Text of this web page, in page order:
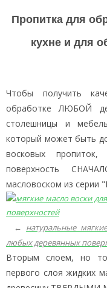
Пропитка для
кухне и для
Чтобы получить
обработке ЛЮБОЙ
столешницы и
который может быть
восковых
поверхность
масловоском из серии
← натуральные
любых деревянных
Вторым слоем, но
первого слоя жидких